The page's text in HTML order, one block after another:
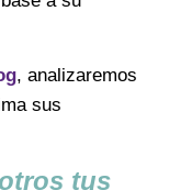
, analizaremos
sus
tus